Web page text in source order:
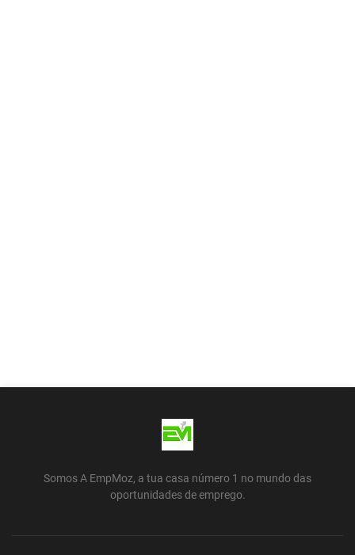
Somos A EmpMoz, a tua casa número 1 no mundo das
oportunidades de emprego.